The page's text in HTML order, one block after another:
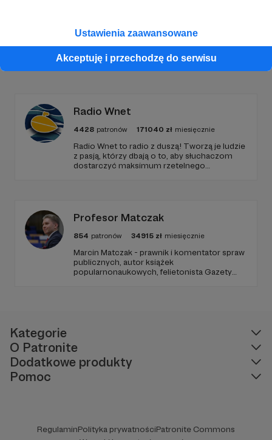
Ustawienia zaawansowane
Akceptuję i przechodzę do serwisu
Promowani autorzy
Radio Wnet
4428 patronów 171040 zł miesięcznie
Radio Wnet to radio z duszą! Tworzą je ludzie
z pasją, którzy dbają o to, aby słuchaczom
dostarczyć maksimum rzetelnego
Profesor Matczak
854 patronów 34915 zł miesięcznie
Marcin Matczak - prawnik i komentator spraw
publicznych, autor książek
popularnonaukowych, felietonista Gazety
Kategorie
O Patronite
Dodatkowe produkty
Pomoc
RegulaminPolityka prywatnościPatronite Commons